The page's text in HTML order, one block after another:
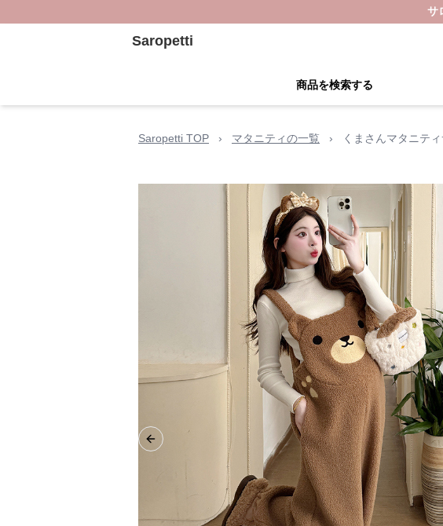
サ
Saropetti
商品を検索する
Saropetti TOP › マタニティの一覧 › くまさんマタニテ
Previous slide